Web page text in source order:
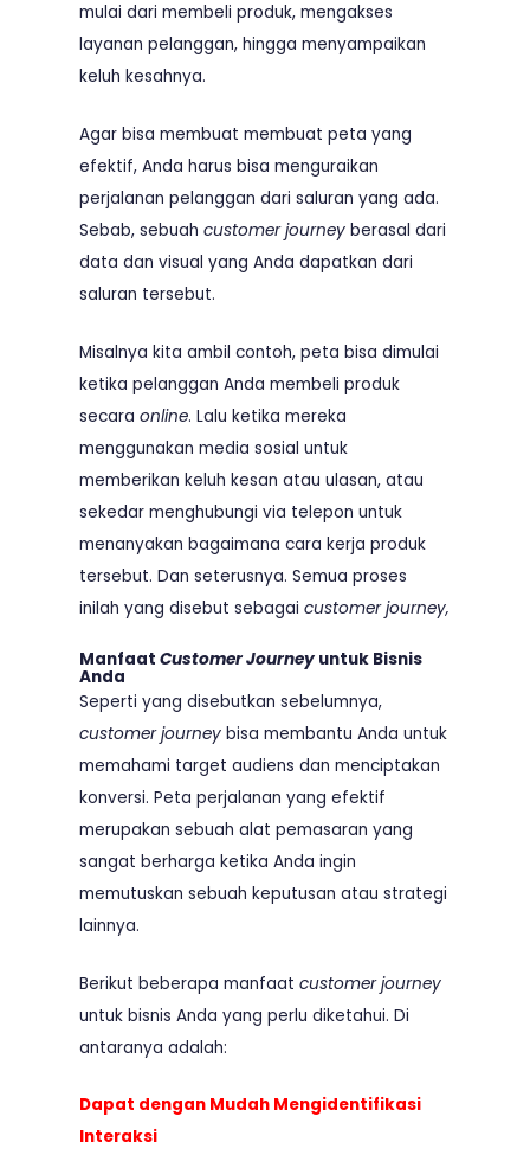
mulai dari membeli produk, mengakses
layanan pelanggan, hingga menyampaikan
keluh kesahnya.
Agar bisa membuat membuat peta yang
efektif, Anda harus bisa menguraikan
perjalanan pelanggan dari saluran yang ada.
Sebab, sebuah customer journey berasal dari
data dan visual yang Anda dapatkan dari
saluran tersebut.
Misalnya kita ambil contoh, peta bisa dimulai
ketika pelanggan Anda membeli produk
secara online. Lalu ketika mereka
menggunakan media sosial untuk
memberikan keluh kesan atau ulasan, atau
sekedar menghubungi via telepon untuk
menanyakan bagaimana cara kerja produk
tersebut. Dan seterusnya. Semua proses
inilah yang disebut sebagai customer journey,
Manfaat Customer Journey untuk Bisnis
Anda
Seperti yang disebutkan sebelumnya,
customer journey bisa membantu Anda untuk
memahami target audiens dan menciptakan
konversi. Peta perjalanan yang efektif
merupakan sebuah alat pemasaran yang
sangat berharga ketika Anda ingin
memutuskan sebuah keputusan atau strategi
lainnya.
Berikut beberapa manfaat customer journey
untuk bisnis Anda yang perlu diketahui. Di
antaranya adalah:
Dapat dengan Mudah Mengidentifikasi
Interaksi